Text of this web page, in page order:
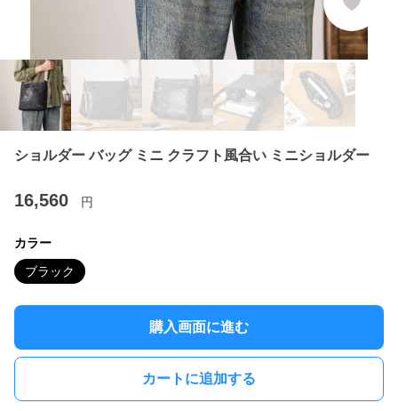
ショルダー バッグ ミニ クラフト風合い ミニショルダー
16,560 円
カラー
ブラック
購入画面に進む
カートに追加する